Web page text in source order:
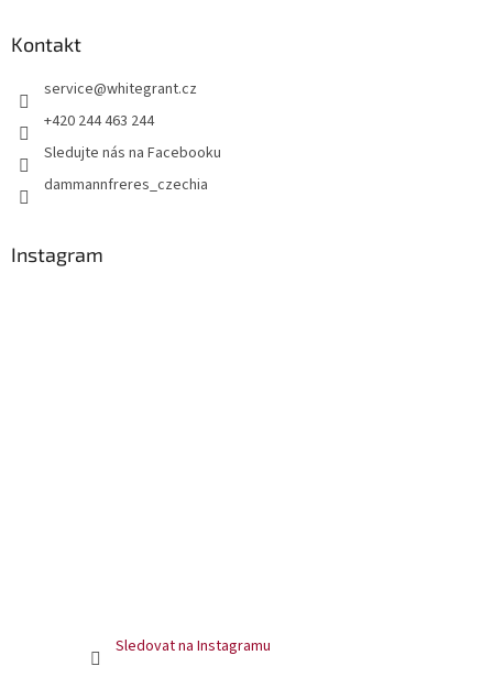
Kontakt
service@whitegrant.cz
+420 244 463 244
Sledujte nás na Facebooku
dammannfreres_czechia
Instagram
Sledovat na Instagramu